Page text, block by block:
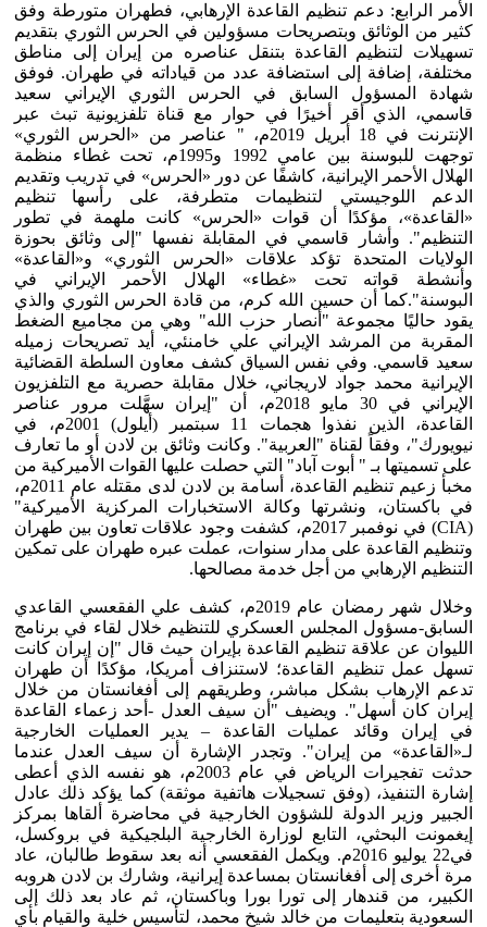
الأمر الرابع: دعم تنظيم القاعدة الإرهابي، فطهران متورطة وفق
كثير من الوثائق وبتصريحات مسؤولين في الحرس الثوري بتقديم
تسهيلات لتنظيم القاعدة بتنقل عناصره من إيران إلى مناطق
مختلفة، إضافة إلى استضافة عدد من قياداته في طهران. فوفق
شهادة المسؤول السابق في الحرس الثوري الإيراني سعيد
قاسمي، الذي أقر أخيرًا في حوار مع قناة تلفزيونية تبث عبر
الإنترنت في 18 أبريل 2019م، " عناصر من «الحرس الثوري»
توجهت للبوسنة بين عامي 1992 و1995م، تحت غطاء منظمة
الهلال الأحمر الإيرانية، كاشفًا عن دور «الحرس» في تدريب وتقديم
الدعم اللوجيستي لتنظيمات متطرفة، على رأسها تنظيم
«القاعدة»، مؤكدًا أن قوات «الحرس» كانت ملهمة في تطور
التنظيم". وأشار قاسمي في المقابلة نفسها "إلى وثائق بحوزة
الولايات المتحدة تؤكد علاقات «الحرس الثوري» و«القاعدة»
وأنشطة قواته تحت «غطاء» الهلال الأحمر الإيراني في
البوسنة".كما أن حسين الله كرم، من قادة الحرس الثوري والذي
يقود حاليًا مجموعة "أنصار حزب الله" وهي من مجاميع الضغط
المقربة من المرشد الإيراني علي خامنئي، أيد تصريحات زميله
سعيد قاسمي. وفي نفس السياق كشف معاون السلطة القضائية
الإيرانية محمد جواد لاريجاني، خلال مقابلة حصرية مع التلفزيون
الإيراني في 30 مايو 2018م، أن "إيران سهَّلت مرور عناصر
القاعدة، الذين نفذوا هجمات 11 سبتمبر (أيلول) 2001م، في
نيويورك"، وفقاً لقناة "العربية". وكانت وثائق بن لادن أو ما تعارف
على تسميتها بـ " أبوت آباد" التي حصلت عليها القوات الأميركية من
مخبأ زعيم تنظيم القاعدة، أسامة بن لادن لدى مقتله عام 2011م،
في باكستان، ونشرتها وكالة الاستخبارات المركزية الأميركية"
(CIA) في نوفمبر 2017م، كشفت وجود علاقات تعاون بين طهران
وتنظيم القاعدة على مدار سنوات، عملت عبره طهران على تمكين
التنظيم الإرهابي من أجل خدمة مصالحها.
وخلال شهر رمضان عام 2019م، كشف علي الفقعسي القاعدي
السابق-مسؤول المجلس العسكري للتنظيم خلال لقاء في برنامج
الليوان عن علاقة تنظيم القاعدة بإيران حيث قال "إن إيران كانت
تسهل عمل تنظيم القاعدة؛ لاستنزاف أمريكا، مؤكدًا أن طهران
تدعم الإرهاب بشكل مباشر، وطريقهم إلى أفغانستان من خلال
إيران كان أسهل". ويضيف "أن سيف العدل -أحد زعماء القاعدة
في إيران وقائد عمليات القاعدة – يدير العمليات الخارجية
لـ«القاعدة» من إيران". وتجدر الإشارة أن سيف العدل عندما
حدثت تفجيرات الرياض في عام 2003م، هو نفسه الذي أعطى
إشارة التنفيذ، (وفق تسجيلات هاتفية موثقة) كما يؤكد ذلك عادل
الجبير وزير الدولة للشؤون الخارجية في محاضرة ألقاها بمركز
إيغمونت البحثي، التابع لوزارة الخارجية البلجيكية في بروكسل،
في22 يوليو 2016م. ويكمل الفقعسي أنه بعد سقوط طالبان، عاد
مرة أخرى إلى أفغانستان بمساعدة إيرانية، وشارك بن لادن هروبه
الكبير، من قندهار إلى تورا بورا وباكستان، ثم عاد بعد ذلك إلى
السعودية بتعليمات من خالد شيخ محمد، لتأسيس خلية والقيام بأي